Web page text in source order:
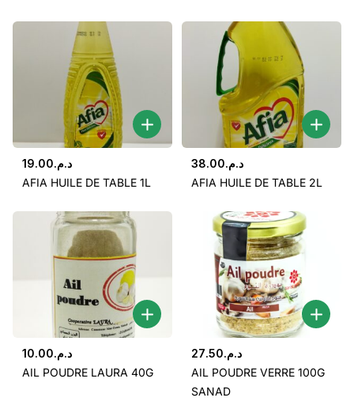
د.م.19.00
AFIA HUILE DE TABLE 1L
د.م.38.00
AFIA HUILE DE TABLE 2L
د.م.10.00
AIL POUDRE LAURA 40G
د.م.27.50
AIL POUDRE VERRE 100G
SANAD